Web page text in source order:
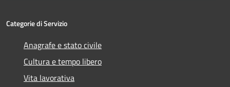
Categorie di Servizio
Anagrafe e stato civile
Cultura e tempo libero
Vita lavorativa